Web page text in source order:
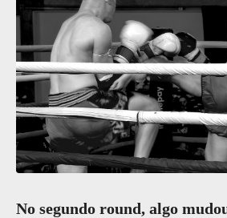
No segundo round, algo